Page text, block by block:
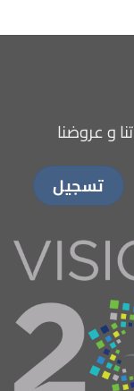
و عروضنا